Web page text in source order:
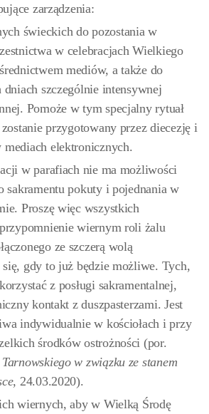
zarządzenia:
świeckich do pozostania w
w celebracjach Wielkiego
mediów, a także do
szczególnie intensywnej
Pomoże w tym specjalny rytuał
przygotowany przez diecezję i
mediach elektronicznych.
w parafiach nie ma możliwości
sakramentu pokuty i pojednania w
Proszę więc wszystkich
wiernym roli żalu
ze szczerą wolą
gdy to już będzie możliwe. Tych,
z posługi sakramentalnej,
kontakt z duszpasterzami. Jest
indywidualnie w kościołach i przy
środków ostrożności (por.
w związku ze stanem
, 24.03.2020).
wiernych, aby w Wielką Środę